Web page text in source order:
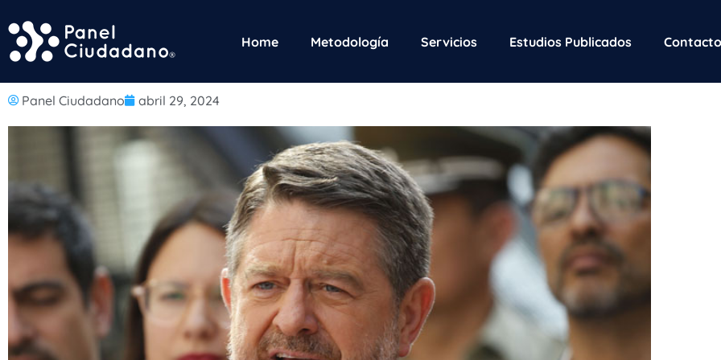
Home Metodología Servicios Estudios Publicados Contacto
Panel Ciudadano abril 29, 2024